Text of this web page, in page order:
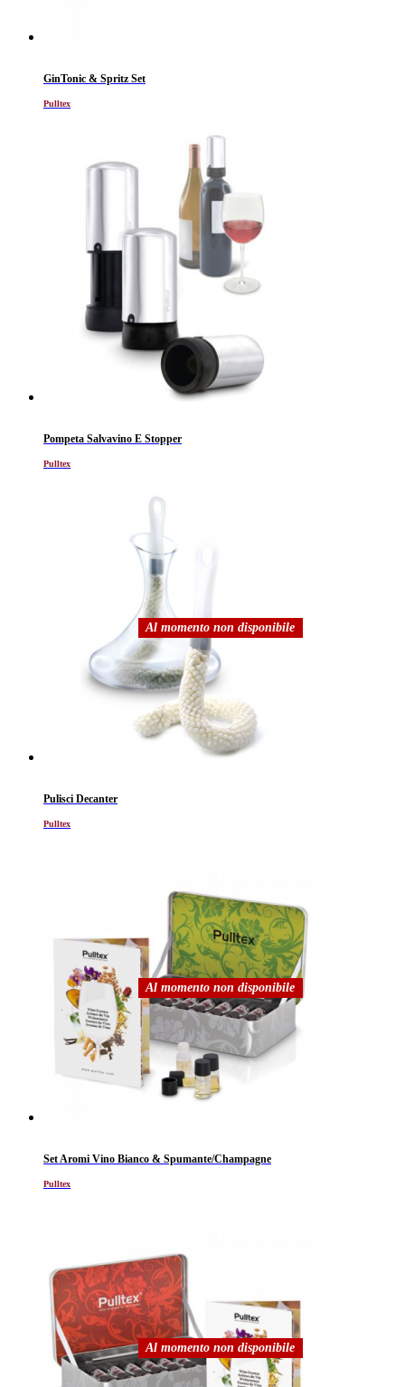
GinTonic & Spritz Set
Pulltex
Pompeta Salvavino E Stopper
Pulltex
Al momento non disponibile
Pulisci Decanter
Pulltex
Al momento non disponibile
Set Aromi Vino Bianco & Spumante/Champagne
Pulltex
Al momento non disponibile